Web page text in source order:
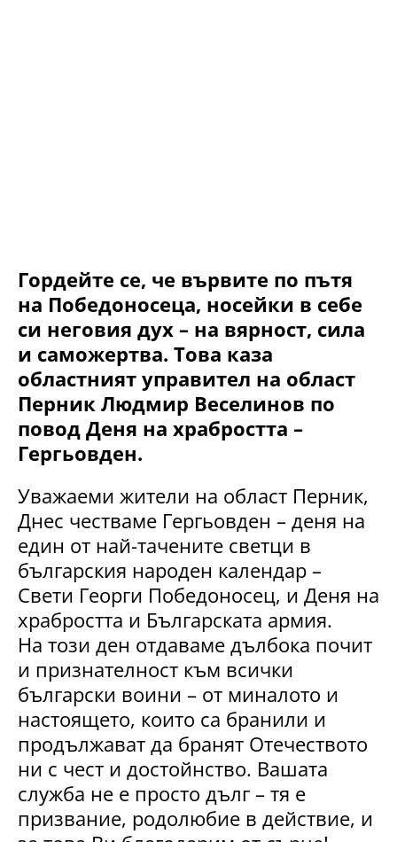
Гордейте се, че вървите по пътя
на Победоносеца, носейки в себе
си неговия дух – на вярност, сила
и саможертва. Това каза
областният управител на област
Перник Людмир Веселинов по
повод Деня на храбростта –
Гергьовден.
Уважаеми жители на област Перник,
Днес честваме Гергьовден – деня на
един от най-тачените светци в
българския народен календар –
Свети Георги Победоносец, и Деня на
храбростта и Българската армия.
На този ден отдаваме дълбока почит
и признателност към всички
български воини – от миналото и
настоящето, които са бранили и
продължават да бранят Отечеството
ни с чест и достойнство. Вашата
служба не е просто дълг – тя е
призвание, родолюбие в действие, и